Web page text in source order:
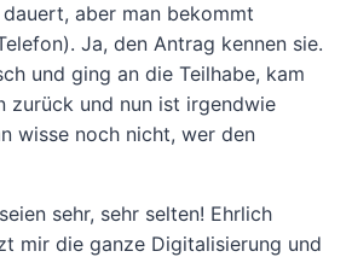
aber man bekommt
Ja, den Antrag kennen sie.
und ging an die Teilhabe, kam
zurück und nun ist irgendwie
wisse noch nicht, wer den
sehr, sehr selten! Ehrlich
mir die ganze Digitalisierung und